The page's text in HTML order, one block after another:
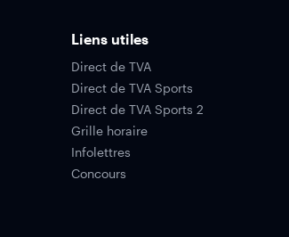
Liens utiles
Direct de TVA
Direct de TVA Sports
Direct de TVA Sports 2
Grille horaire
Infolettres
Concours